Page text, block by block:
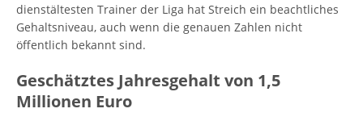
dienstältesten Trainer der Liga hat Streich ein beachtliches
Gehaltsniveau, auch wenn die genauen Zahlen nicht
öffentlich bekannt sind.
Geschätztes Jahresgehalt von 1,5
Millionen Euro